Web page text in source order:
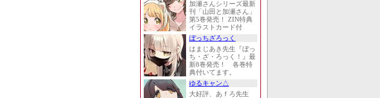
加瀬さんシリーズ最新
刊「山田と加瀬さん」
第5巻発売！ ZIN特典
イラストカード付
ぼっちざろっく
はまじあき先生『ぼっ
ち・ざ・ろっく！』最
新8巻発売！ 各巻特
典付いてます。
ゆるキャン△
大好評、あｆろ先生